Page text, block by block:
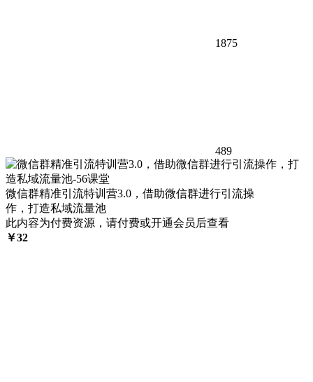
1875
489
微信群精准引流特训营3.0，借助微信群进行引流操
作，打造私域流量池
此内容为付费资源，请付费或开通会员后查看
￥32